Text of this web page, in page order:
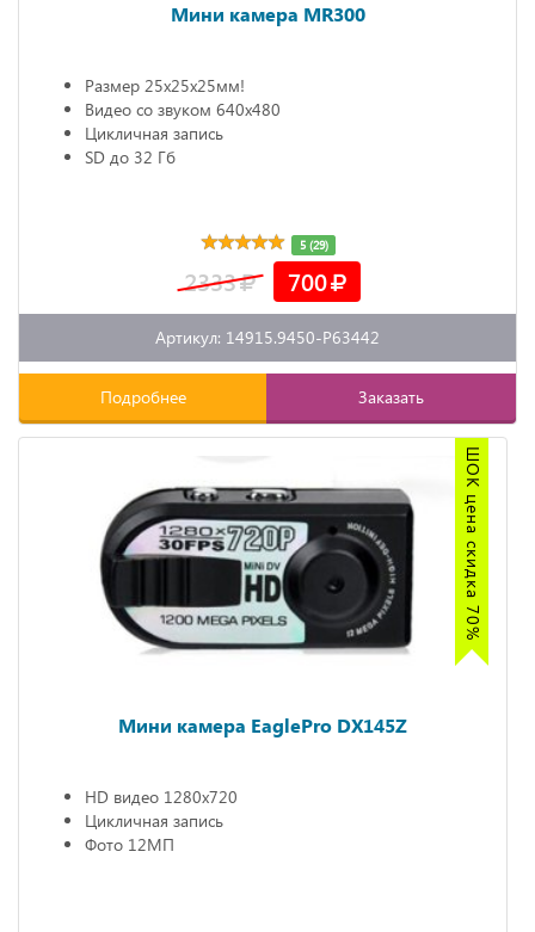
Мини камера MR300
Размер 25х25х25мм!
Видео со звуком 640х480
Цикличная запись
SD до 32 Гб
5 (29)
2333 700
Артикул: 14915.9450-P63442
Подробнее Заказать
ШОК цена скидка 70%
Мини камера EaglePro DX145Z
HD видео 1280х720
Цикличная запись
Фото 12МП